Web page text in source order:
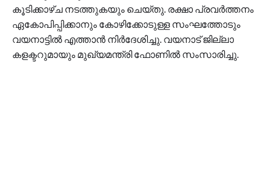
കൂടിക്കാഴ്ച നടത്തുകയും ചെയ്തു. രക്ഷാ പ്രവർത്തനം
ഏകോപിപ്പിക്കാനും കോഴിക്കോടുള്ള സംഘത്തോടും
വയനാട്ടിൽ എത്താൻ നിർദേശിച്ചു. വയനാട് ജില്ലാ
കളക്ടറുമായും മുഖ്യമന്ത്രി ഫോണിൽ സംസാരിച്ചു.